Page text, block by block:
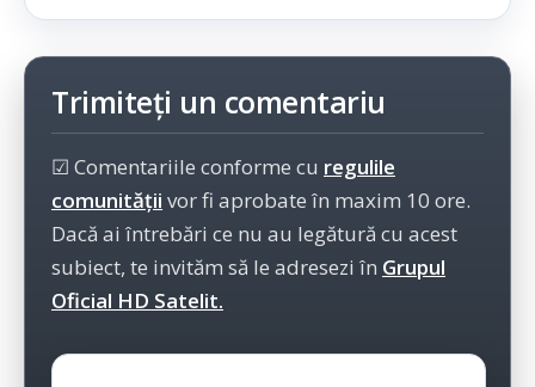
Trimiteți un comentariu
☑ Comentariile conforme cu regulile
comunității vor fi aprobate în maxim 10 ore.
Dacă ai întrebări ce nu au legătură cu acest
subiect, te invităm să le adresezi în Grupul
Oficial HD Satelit.